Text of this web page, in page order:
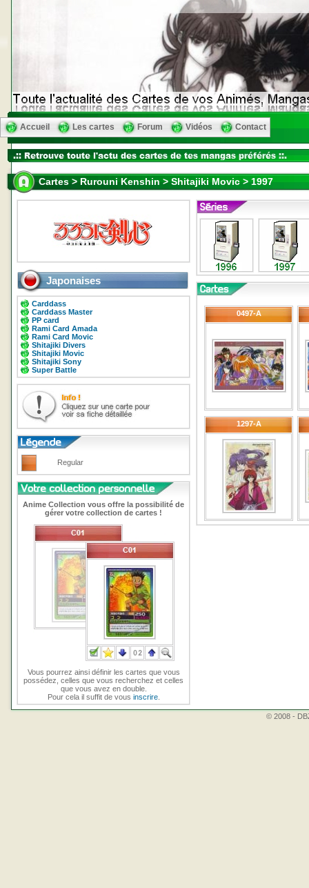
Accueil Les cartes Forum Vidéos Contact
Cartes > Rurouni Kenshin > Shitajiki Movic > 1997
Japonaises
Carddass
Carddass Master
PP card
Rami Card Amada
Rami Card Movic
Shitajiki Divers
Shitajiki Movic
Shitajiki Sony
Super Battle
Regular
Anime Collection vous offre la possibilité de
gérer votre collection de cartes !
Vous pourrez ainsi définir les cartes que vous
possédez, celles que vous recherchez et celles
que vous avez en double.
Pour cela il suffit de vous inscrire.
0497-A
1297-A
© 2008 -